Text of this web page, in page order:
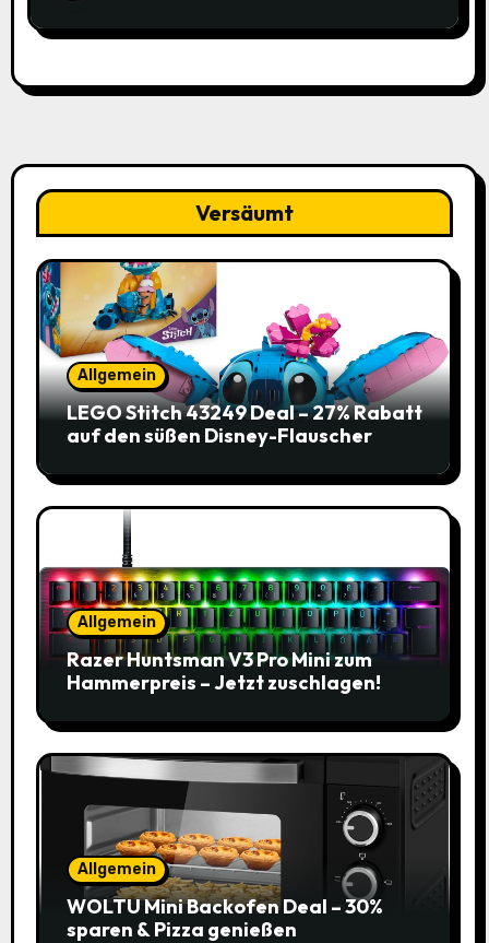
Versäumt
Allgemein
LEGO Stitch 43249 Deal – 27% Rabatt
auf den süßen Disney-Flauscher
Allgemein
Razer Huntsman V3 Pro Mini zum
Hammerpreis – Jetzt zuschlagen!
Allgemein
WOLTU Mini Backofen Deal – 30%
sparen & Pizza genießen